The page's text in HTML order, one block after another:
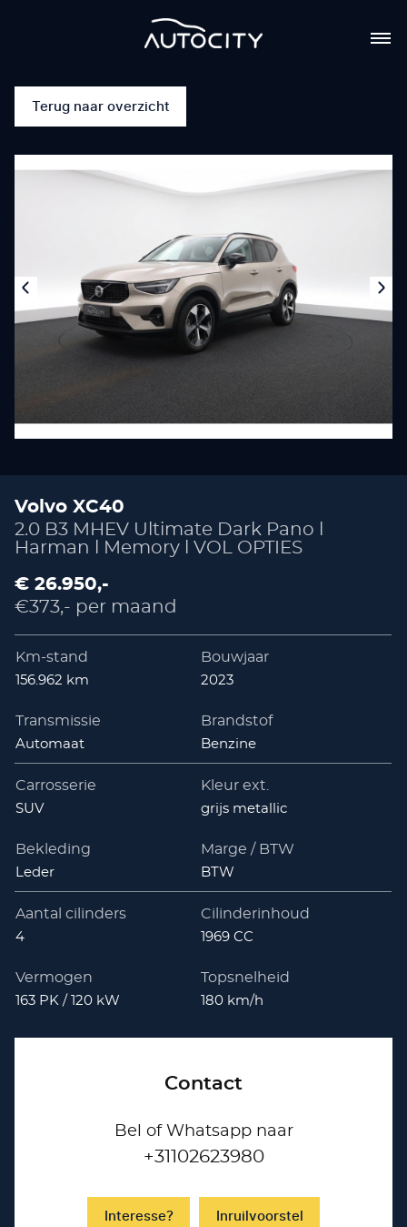
Terug naar overzicht
Volvo XC40
2.0 B3 MHEV Ultimate Dark Pano l
Harman l Memory l VOL OPTIES
€ 26.950,-
€373,- per maand
Km-stand
156.962 km
Bouwjaar
2023
Transmissie
Automaat
Brandstof
Benzine
Carrosserie
SUV
Kleur ext.
grijs metallic
Bekleding
Leder
Marge / BTW
BTW
Aantal cilinders
4
Cilinderinhoud
1969 CC
Vermogen
163 PK / 120 kW
Topsnelheid
180 km/h
Contact
Bel of Whatsapp naar
+31102623980
Interesse? Inruilvoorstel